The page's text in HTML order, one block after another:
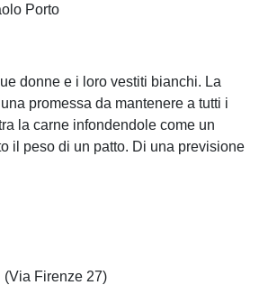
Porto
donne e i loro vestiti bianchi. La
promessa da mantenere a tutti i
la carne infondendole come un
il peso di un patto. Di una previsione
(Via Firenze 27)